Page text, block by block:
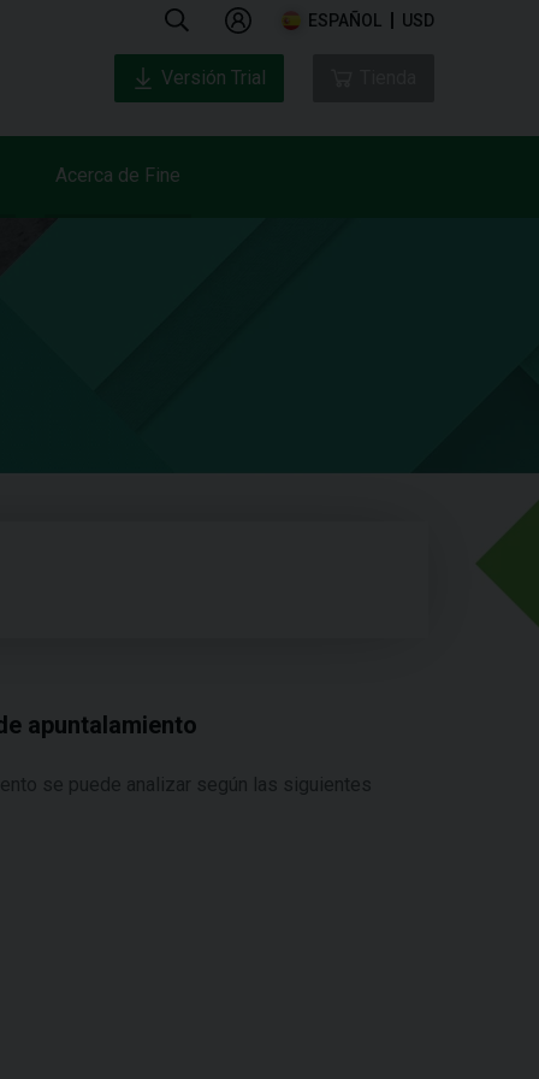
ESPAÑOL USD
Acerca de Fine
Versión Trial
apuntalamiento
se puede analizar según las siguientes